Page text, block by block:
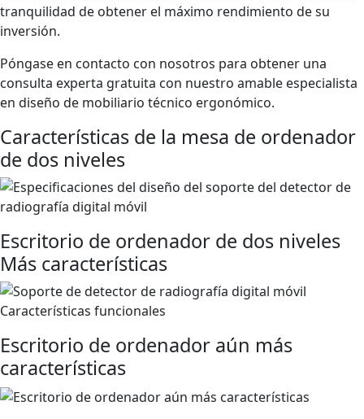
tranquilidad de obtener el máximo rendimiento de su
inversión.
Póngase en contacto con nosotros para obtener una
consulta experta gratuita con nuestro amable especialista
en diseño de mobiliario técnico ergonómico.
Características de la mesa de ordenador
de dos niveles
Escritorio de ordenador de dos niveles
Más características
Escritorio de ordenador aún más
características